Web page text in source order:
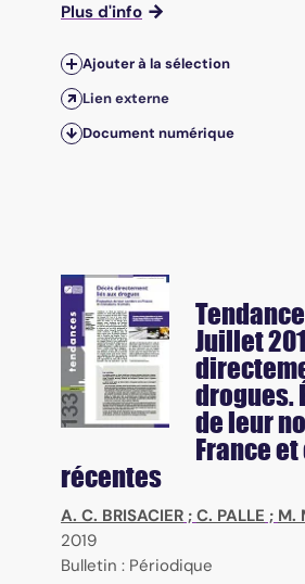
Plus d'info
Ajouter à la sélection
Lien externe
Document numérique
Juillet
drogues.
de leur
France
récentes
A. C. BRISACIER ; C. PALLE ; M.
2019
Bulletin : Périodique